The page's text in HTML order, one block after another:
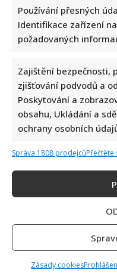
Používání přesných
Identifikace zařízení
požadovaných
Zajištění bezpečnosti,
zjišťování podvodů a
Poskytování a
obsahu, Ukládání a
ochrany osobních
Správa 1808 prodejcůPřečtěte
Zásady cookies